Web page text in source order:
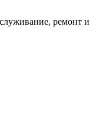
ремонт и